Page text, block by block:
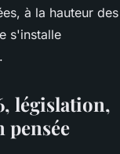
à la hauteur des
s'installe
législation,
pensée